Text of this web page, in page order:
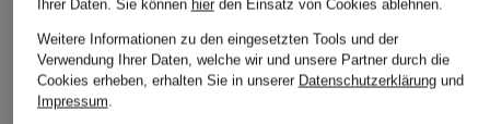
Ihrer Daten. Sie können hierden Einsatz von Cookies ablehnen.
Weitere Informationen zu den eingesetzten Tools und der
Verwendung Ihrer Daten, welche wir und unsere Partner durch die
Cookies erheben, erhalten Sie in unserer Datenschutzerklärungund
Impressum.